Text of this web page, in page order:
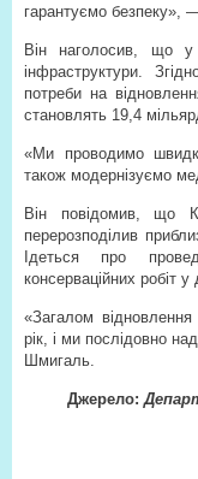
гарантуємо безпеку»,
Він наголосив, що у
інфраструктури.
потреби на
становлять 19,4
«Ми проводимо
також модернізуємо
Він повідомив, що
перерозподілив
Ідеться про
консерваційних робіт у
«Загалом
рік, і ми послідовно
Шмигаль.
Джерело: